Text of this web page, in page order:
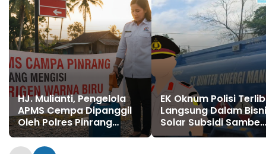
HJ. Mulianti, Pengelola
APMS Cempa Dipanggil
Oleh Polres Pinrang
Terkait Dugaan Mafia
BBM Subsidi
EK Oknum Polisi
Langsung Dalam
Solar Subsidi Sambe
Pemilik Gudang